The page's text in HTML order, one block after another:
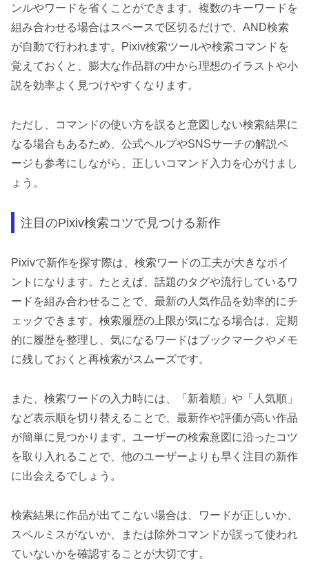
ンルやワードを省くことができます。複数のキーワードを
組み合わせる場合はスペースで区切るだけで、AND検索
が自動で行われます。Pixiv検索ツールや検索コマンドを
覚えておくと、膨大な作品群の中から理想のイラストや小
説を効率よく見つけやすくなります。
ただし、コマンドの使い方を誤ると意図しない検索結果に
なる場合もあるため、公式ヘルプやSNSサーチの解説ペ
ージも参考にしながら、正しいコマンド入力を心がけまし
ょう。
注目のPixiv検索コツで見つける新作
Pixivで新作を探す際は、検索ワードの工夫が大きなポイ
ントになります。たとえば、話題のタグや流行しているワ
ードを組み合わせることで、最新の人気作品を効率的にチ
ェックできます。検索履歴の上限が気になる場合は、定期
的に履歴を整理し、気になるワードはブックマークやメモ
に残しておくと再検索がスムーズです。
また、検索ワードの入力時には、「新着順」や「人気順」
など表示順を切り替えることで、最新作や評価が高い作品
が簡単に見つかります。ユーザーの検索意図に沿ったコツ
を取り入れることで、他のユーザーよりも早く注目の新作
に出会えるでしょう。
検索結果に作品が出てこない場合は、ワードが正しいか、
スペルミスがないか、または除外コマンドが誤って使われ
ていないかを確認することが大切です。